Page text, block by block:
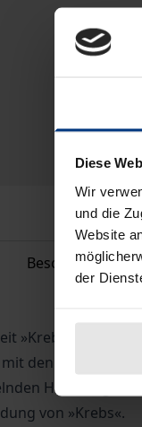
Diese
Wir
und die
Website
der
Beschreibung
»Krebs« ist für
mit den heute
Heilerfolgen
von »Krebs«.